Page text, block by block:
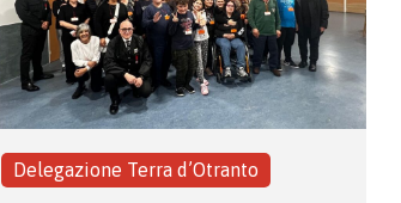
Delegazione Terra d’Otranto